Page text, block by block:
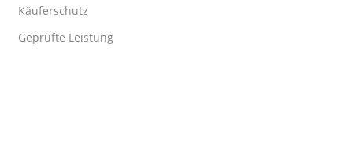
Käuferschutz
Geprüfte Leistung